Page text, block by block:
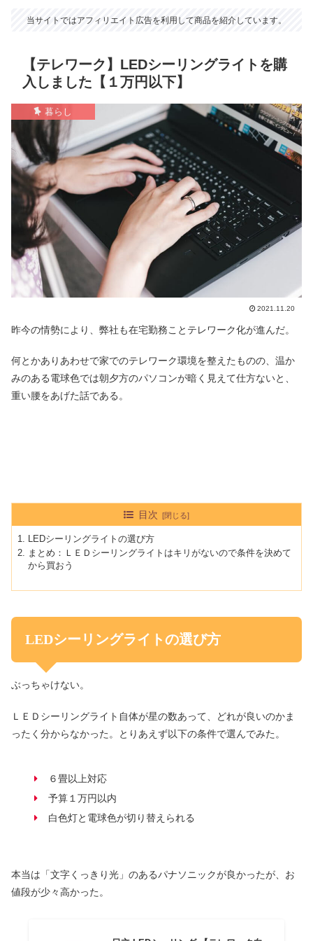
当サイトではアフィリエイト広告を利用して商品を紹介しています。
【テレワーク】LEDシーリングライトを購
入しました【１万円以下】
暮らし
2021.11.20
昨今の情勢により、弊社も在宅勤務ことテレワーク化が進んだ。
何とかありあわせで家でのテレワーク環境を整えたものの、温か
みのある電球色では朝夕方のパソコンが暗く見えて仕方ないと、
重い腰をあげた話である。
目次
LEDシーリングライトの選び方
まとめ：ＬＥＤシーリングライトはキリがないので条件を決めて
から買おう
LEDシーリングライトの選び方
ぶっちゃけない。
ＬＥＤシーリングライト自体が星の数あって、どれが良いのかま
ったく分からなかった。とりあえず以下の条件で選んでみた。
６畳以上対応
予算１万円以内
白色灯と電球色が切り替えられる
本当は「文字くっきり光」のあるパナソニックが良かったが、お
値段が少々高かった。